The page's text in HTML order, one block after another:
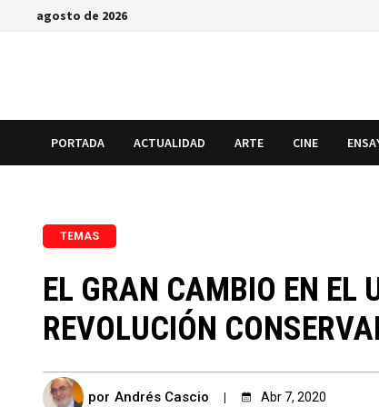
Saltaragosto de 2026
PORTADA ACTUALIDAD ARTE CINE
TEMAS
EL GRAN CAMBIO EN EL
REVOLUCIÓN
por Andrés Cascio Abr 7, 2020